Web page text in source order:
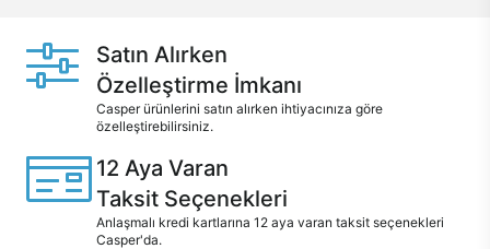
Satın Alırken
Özelleştirme İmkanı
Casper ürünlerini satın alırken ihtiyacınıza göre
özelleştirebilirsiniz.
12 Aya Varan
Taksit Seçenekleri
Anlaşmalı kredi kartlarına 12 aya varan taksit seçenekleri
Casper'da.